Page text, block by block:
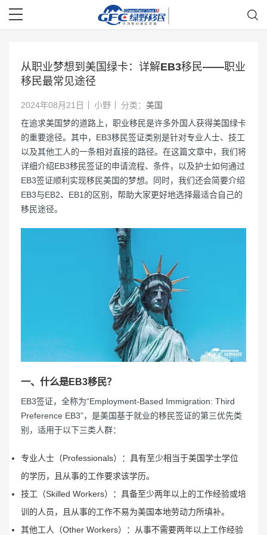
从职业梦想到美国绿卡：详解EB3移民——职业
移民最常见途径
2024年08月21日 小野 分类： 美国
在追求美国梦的道路上，职业移民是许多外国人获得美国绿卡
的重要途径。其中，EB3移民签证类别是针对专业人士、技工
以及其他工人的一条相对直接的路径。在这篇文章中，我们将
详细介绍EB3移民签证的申请流程、条件，以及护士如何通过
EB3签证顺利实现移民美国的梦想。同时，我们还会简要介绍
EB3与EB2、EB1的区别，帮助大家更好地选择最适合自己的
移民途径。
一、什么是EB3移民？
EB3签证，全称为“Employment-Based Immigration: Third
Preference EB3”，是美国基于就业的移民签证的第三优先类
别，适用于以下三类人群：
专业人士（Professionals）：具有至少相当于美国学士学位
的学历，且从事的工作要求该学历。
技工（Skilled Workers）：具备至少两年以上的工作经验或培
训的人员，且从事的工作不易为美国本地劳动力所填补。
其他工人（Other Workers）：从事不需要两年以上工作经验